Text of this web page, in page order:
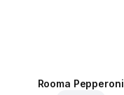
Rooma Pepperoni